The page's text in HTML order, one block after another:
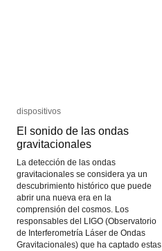
dispositivos
El sonido de las ondas
gravitacionales
La detección de las ondas
gravitacionales se considera ya un
descubrimiento histórico que puede
abrir una nueva era en la
comprensión del cosmos. Los
responsables del LIGO (Observatorio
de Interferometría Láser de Ondas
Gravitacionales) que ha captado estas
dispositivos
El sonido de las ondas
gravitacionales